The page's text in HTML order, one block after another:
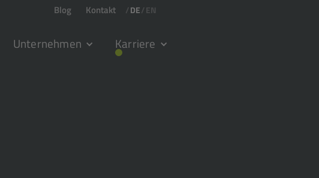
Blog Kontakt /DE/EN
Unternehmen Karriere